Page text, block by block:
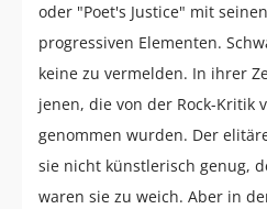
oder "Poet's Justice" mit
progressiven Elementen.
keine zu vermelden. In ihrer
jenen, die von der Rock-Kritik
genommen wurden. Der
sie nicht künstlerisch genug,
waren sie zu weich. Aber in